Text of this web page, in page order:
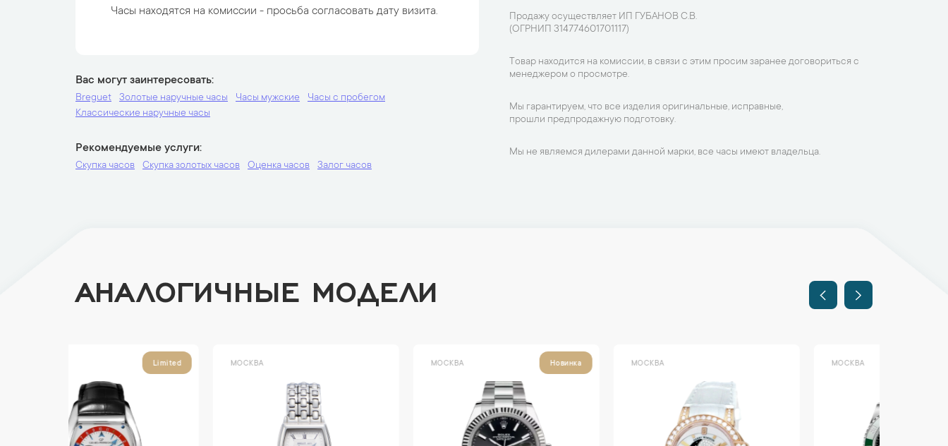
Часы находятся на комиссии - просьба согласовать дату визита.
Вас могут заинтересовать
Breguet Золотые наручные часы Часы мужские
Часы с пробегом
Классические наручные часы
Рекомендуемые услуги
Скупка часов Скупка золотых часов Оценка часов Залог часов
Продажу осуществляет ИП ГУБАНОВ С.В.
(ОГРНИП 314774601701117)
Товар находится на комиссии, в связи с этим просим заранее договориться с
менеджером о просмотре.
Мы гарантируем, что все изделия оригинальные, исправные,
прошли предпродажную подготовку.
Мы не являемся дилерами данной марки, все часы имеют владельца.
АНАЛОГИЧНЫЕ МОДЕЛИ
Новинка